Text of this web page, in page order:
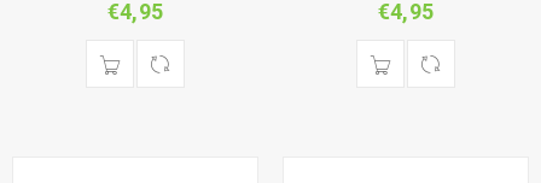
€4,95 €4,95